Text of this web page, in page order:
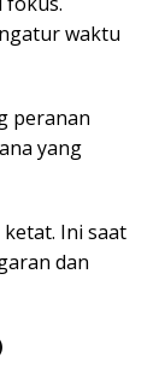
waktu
peranan
yang
Ini saat
dan